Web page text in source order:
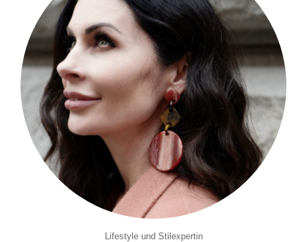
Lifestyle und Stilexpertin